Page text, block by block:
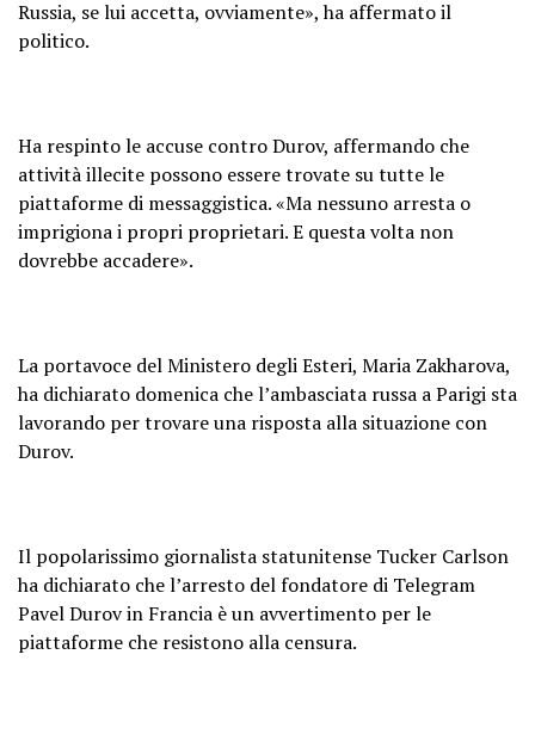
Russia, se lui accetta, ovviamente», ha affermato il
politico.
Ha respinto le accuse contro Durov, affermando che
attività illecite possono essere trovate su tutte le
piattaforme di messaggistica. «Ma nessuno arresta o
imprigiona i propri proprietari. E questa volta non
dovrebbe accadere».
La portavoce del Ministero degli Esteri, Maria Zakharova,
ha dichiarato domenica che l’ambasciata russa a Parigi sta
lavorando per trovare una risposta alla situazione con
Durov.
Il popolarissimo giornalista statunitense Tucker Carlson
ha dichiarato che l’arresto del fondatore di Telegram
Pavel Durov in Francia è un avvertimento per le
piattaforme che resistono alla censura.